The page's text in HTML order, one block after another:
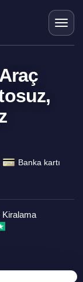
Banka kartı
Kiralama